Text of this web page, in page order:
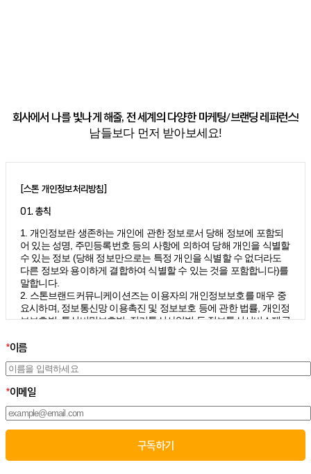
회사에서 나를 빛나게 해줄, 전 세계의 다양한 마케팅/브랜딩 레퍼런스!
남들보다 먼저 받아보세요!
[스톤 개인정보처리방침]
01. 총칙
1. 개인정보란 생존하는 개인에 관한 정보로서 당해 정보에 포함되
어 있는 성명, 주민등록번호 등의 사항에 의하여 당해 개인을 식별할
수 있는 정보 (당해 정보만으로는 특정 개인을 식별할 수 없더라도
다른 정보와 용이하게 결합하여 식별할 수 있는 것을 포함합니다)를
말합니다.
2. 스톤브랜드커뮤니케이션즈는 이용자의 개인정보보호를 매우 중
요시하며, 정보통신망 이용촉진 및 정보보호 등에 관한 법률, 개인정
보보호법, 통신비밀보호법, 전기통신사업법 등 정보통신서비스제공
개인정보처리방침을 통하여 이용자가 제공하는 개인정보가 어떠한
치가 취해지고 있는지 알려드립니다.
선을 위하여 개정하는데 필요한 절차를 정하고 있으며, 개인정보처
리방침을 회사의 필요와 사회적 변화에 맞게 변경할 수 있습니다. 그
리고 개인정보처리방침을 개정하는 경우 버전번호 등을 부여하여
개정된 사항을 이용자께서 쉽게 알아볼 수 있도록 하고 있습니다.
*이름
*이메일